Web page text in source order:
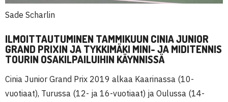
Sade Scharlin
ILMOITTAUTUMINEN TAMMIKUUN CINIA JUNIOR
GRAND PRIXIN JA TYKKIMÄKI MINI- JA MIDITENNIS
TOURIN OSAKILPAILUIHIN KÄYNNISSÄ
Cinia Junior Grand Prix 2019 alkaa Kaarinassa (10-
vuotiaat), Turussa (12- ja 16-vuotiaat) ja Oulussa (14-